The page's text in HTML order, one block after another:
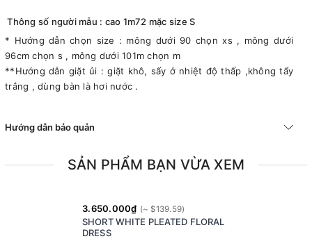
Thông số người mẫu : cao 1m72 mặc size S
* Hướng dẫn chọn size : mông dưới 90 chọn xs , mông dưới
96cm chọn s , mông dưới 101m chọn m
**Hướng dẫn giặt ủi : giặt khô, sấy ở nhiệt độ thấp ,không tẩy
trắng , dùng bàn là hơi nước .
Hướng dẫn bảo quản
SẢN PHẨM BẠN VỪA XEM
3.650.000₫
SHORT WHITE PLEATED FLORAL
DRESS